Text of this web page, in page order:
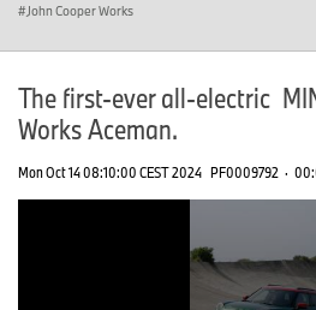
John Cooper Works
The first-ever all-electric
Works Aceman.
Mon Oct 14 08:10:00 CEST 2024 PF0009792 ·